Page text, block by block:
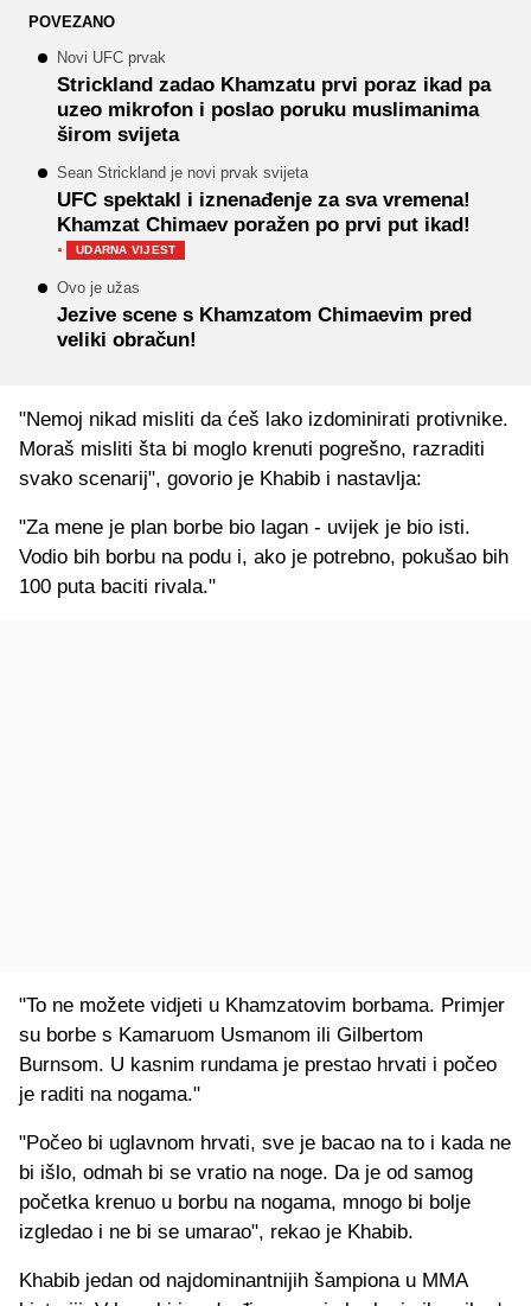
POVEZANO
Novi UFC prvak
Strickland zadao Khamzatu prvi poraz ikad pa
uzeo mikrofon i poslao poruku muslimanima
širom svijeta
Sean Strickland je novi prvak svijeta
UFC spektakl i iznenađenje za sva vremena!
Khamzat Chimaev poražen po prvi put ikad!
· UDARNA VIJEST
Ovo je užas
Jezive scene s Khamzatom Chimaevim pred
veliki obračun!
"Nemoj nikad misliti da ćeš lako izdominirati protivnike.
Moraš misliti šta bi moglo krenuti pogrešno, razraditi
svako scenarij", govorio je Khabib i nastavlja:
"Za mene je plan borbe bio lagan - uvijek je bio isti.
Vodio bih borbu na podu i, ako je potrebno, pokušao bih
100 puta baciti rivala."
"To ne možete vidjeti u Khamzatovim borbama. Primjer
su borbe s Kamaruom Usmanom ili Gilbertom
Burnsom. U kasnim rundama je prestao hrvati i počeo
je raditi na nogama."
"Počeo bi uglavnom hrvati, sve je bacao na to i kada ne
bi išlo, odmah bi se vratio na noge. Da je od samog
početka krenuo u borbu na nogama, mnogo bi bolje
izgledao i ne bi se umarao", rekao je Khabib.
Khabib jedan od najdominantnijih šampiona u MMA